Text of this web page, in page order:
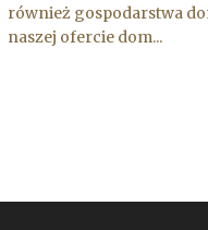
również gospodarstwa
naszej ofercie dom...